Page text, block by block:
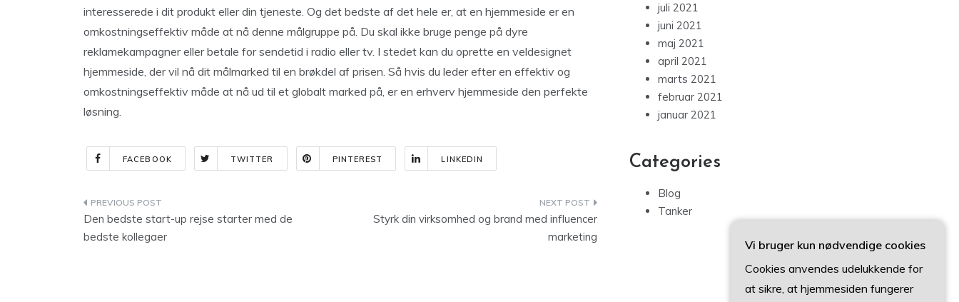
interesserede i dit produkt eller din tjeneste. Og det bedste af det hele er, at en hjemmeside er en
omkostningseffektiv måde at nå denne målgruppe på. Du skal ikke bruge penge på dyre
reklamekampagner eller betale for sendetid i radio eller tv. I stedet kan du oprette en veldesignet
hjemmeside, der vil nå dit målmarked til en brøkdel af prisen. Så hvis du leder efter en effektiv og
omkostningseffektiv måde at nå ud til et globalt marked på, er en erhverv hjemmeside den perfekte
løsning.
FACEBOOK TWITTER PINTEREST LINKEDIN
Indlægsnavigation
Den bedste start-up rejse starter med de
bedste kollegaer
Styrk din virksomhed og brand med influencer
marketing
juli 2021
juni 2021
maj 2021
april 2021
marts 2021
februar 2021
januar 2021
Categories
Blog
Tanker
Vi bruger kun nødvendige cookies
Cookies anvendes udelukkende for
at sikre, at hjemmesiden fungerer